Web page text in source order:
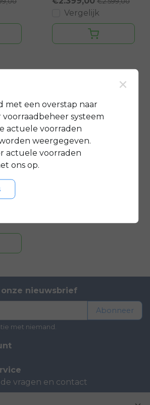
Vergelijk
nieuwsbrief
Abonneer
met niemand.
vragen en contact
×
met een overstap naar
voorraadbeheer systeem
actuele voorraden
weergegeven.
actuele voorraden
ons op.